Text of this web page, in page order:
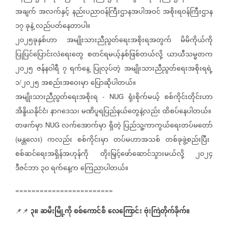
အချက် အလက်နှင့် နည်းပညာဝန်ကြီးဌာနအပါအဝင်အစိုးရဝန်ကြီးဌာန
၁၇ခုနဲ့လည်ပတ်နေတာပါ။
၂၀၂၅ခုနှစ်ဟာ
အမျိုးသားညီညွတ်ရေးအစိုးရအတွက်
မိမိကိုယ်ကို
ပြုပြင်ပြောင်းလဲရေးတွေ စတင်ရမယ့်နှစ်ဖြစ်တယ်လို့ ယာယီသမ္မတက
၂၀၂၅ ဇန်နဝါရီ ၇ ရက်နေ့ ပြုလုပ်တဲ့ အမျိုးသားညီညွတ်ရေးအစိုးရရဲ့
၁/၂၀၂၅အစည်းအဝေးမှာပြောဆိုပါတယ်။
အမျိုးသားညီညွတ်ရေးအစိုးရ - NUG ရုံးစိုက်မယ့် စစ်ကိုင်းတိုင်းဟာ
အိန္ဒိယနိုင်ငံ၊နာဂဒေသ၊မဏိပူရပြည်နယ်တွေနဲ့လည်းထိစပ်နေပါတယ်။
တဖက်မှာ NUG လက်အောက်မှာရှိတဲ့ ပြည်သူ့ကာကွယ်ရေးတပ်မတော်
(မန္တလေး) ကလည်း စစ်ကိုင်းမှာ တပ်မဟာအသစ် တစ်ခုဖွဲ့စည်းပြီး
စစ်ဆင်ရေးအရှိန်အဟုန်ကို
တိုးမြှင့်ဖော်ဆောင်သွားမယ်လို့
၂၀၂၄
ဒီဇင်ဘာ၃၀ရက်နေ့ကကြေညာပါတယ်။
========================
📌📌 ၃။ဆမီးမြို့ကိုစစ်ကောင်စီလေကြောင်းဗုံးကြဲတိုက်ခိုက်။